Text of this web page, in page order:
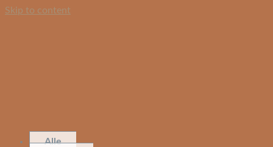
Skip to content
Alle